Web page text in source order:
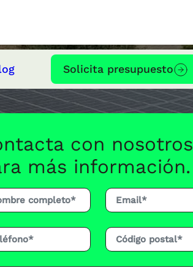
Solicita presupuesto
con nosotros
más información.